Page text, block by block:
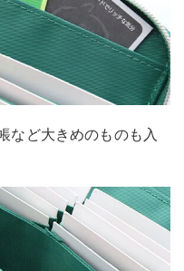
など大きめのものも入